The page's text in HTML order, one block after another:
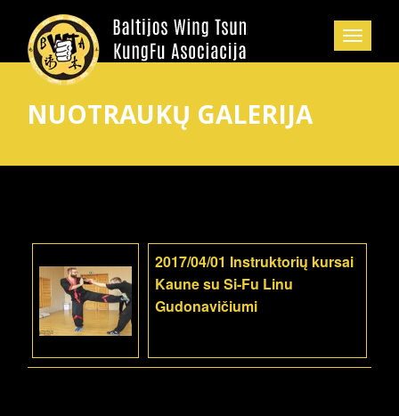
NUOTRAUKŲ GALERIJA
2017/04/01 Instruktorių kursai
Kaune su Si-Fu Linu
Gudonavičiumi